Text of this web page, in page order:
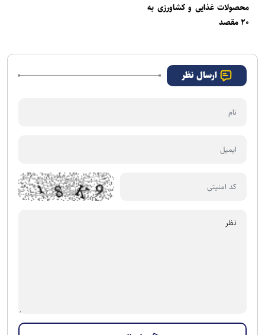
محصولات غذایی و کشاورزی به
۲۰ مقصد
ارسال نظر